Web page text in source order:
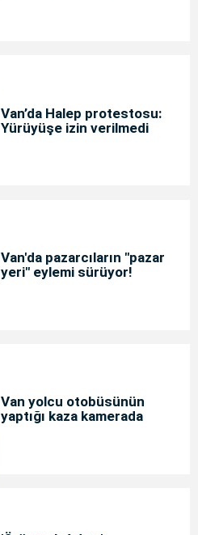
Van’da Halep protestosu:
Yürüyüşe izin verilmedi
Van'da pazarcıların "pazar
yeri" eylemi sürüyor!
Van yolcu otobüsünün
yaptığı kaza kamerada